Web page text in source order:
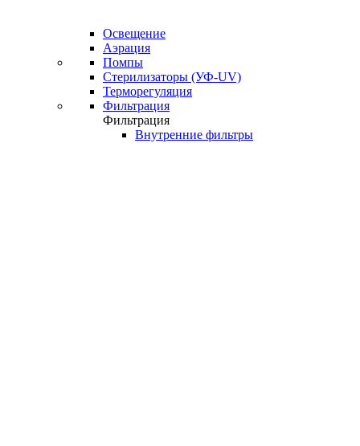
Освещение
Аэрация
Помпы
Стерилизаторы (УФ-UV)
Терморегуляция
Фильтрация
Фильтрация
Внутренние фильтры